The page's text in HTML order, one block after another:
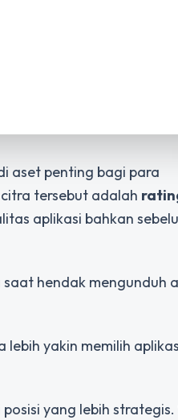
aset penting bagi para
tersebut adalah
aplikasi bahkan
hendak mengunduh
yakin memilih
yang lebih strategis.